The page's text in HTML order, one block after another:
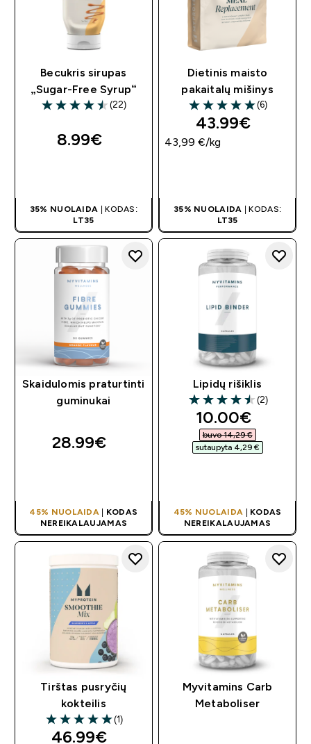
Becukris sirupas
„Sugar-Free Syrup“
4.5 out of 5 stars
(22)
8.99€‎
35% NUOLAIDA | KODAS:
LT35
Dietinis maisto
pakaitalų mišinys
5 out of 5 stars
(6)
43.99€‎
43,99 €‎/kg
35% NUOLAIDA | KODAS:
LT35
Skaidulomis praturtinti
guminukai
28.99€‎
45% NUOLAIDA
KODAS
NEREIKALAUJAMAS
Lipidų rišiklis
4.5 out of 5 stars
(2)
discounted
10.00€‎
buvo 14,29 €‎
sutaupyta 4,29 €‎
45% NUOLAIDA
KODAS
NEREIKALAUJAMAS
Tirštas pusryčių
kokteilis
5 out of 5 stars
(1)
46.99€‎
Myvitamins Carb
Metaboliser